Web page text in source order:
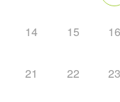
14 15 16
21 22 23